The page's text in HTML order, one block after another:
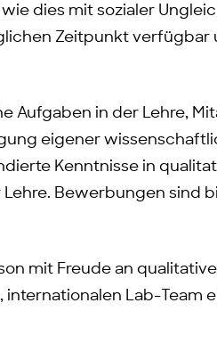
dies mit sozialer
Zeitpunkt verfügbar
Aufgaben in der Lehre,
eigener
Kenntnisse in
Bewerbungen sind
mit Freude an
internationalen Lab-Team